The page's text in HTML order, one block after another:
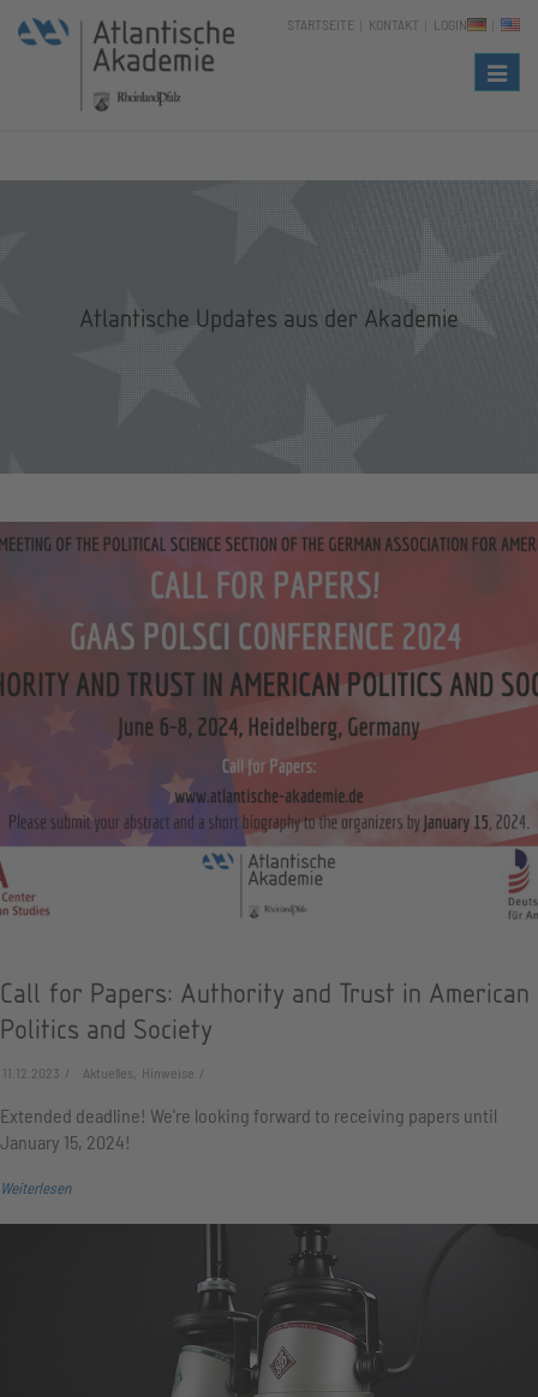
STARTSEITE KONTAKT LOGIN
Atlantische Updates aus der Akademie
Call for Papers: Authority and Trust in American
Politics and Society
11.12.2023 Aktuelles, Hinweise
Extended deadline! We're looking forward to receiving papers until
January 15, 2024!
Weiterlesen